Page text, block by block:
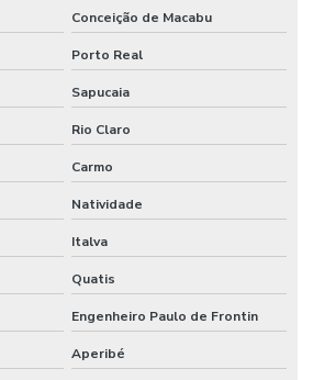
Áreas Comuns
Pisos Industriais
Conceição de Macabu
Porto Real
Sapucaia
Rio Claro
Carmo
Natividade
Italva
Quatis
Engenheiro Paulo de Frontin
Aperibé